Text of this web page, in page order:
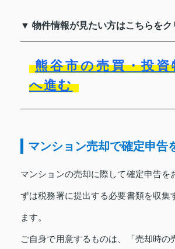
▼ 物件情報が見たい方はこちらを
熊谷市の売買・投
へ進む
マンション売却で確定申告
マンションの売却に際して確定申告を
ずは税務署に提出する必要書類を収集
ます。
ご自身で用意するものは、「売却時の